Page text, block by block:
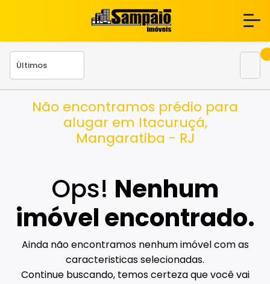
Não encontramos prédio para
alugar em Itacuruçá,
Mangaratiba - RJ
Ops! Nenhum
imóvel encontrado.
Ainda não encontramos nenhum imóvel com as
caracteristicas selecionadas.
Continue buscando, temos certeza que você vai